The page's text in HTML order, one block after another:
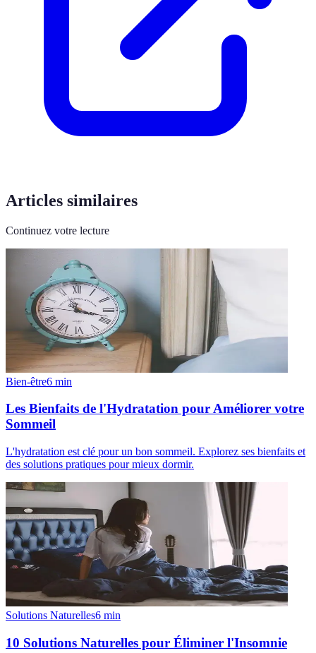
Articles similaires
Continuez votre lecture
Bien-être6 min
Les Bienfaits de l'Hydratation pour Améliorer votre
Sommeil
L'hydratation est clé pour un bon sommeil. Explorez ses bienfaits et
des solutions pratiques pour mieux dormir.
Solutions Naturelles6 min
10 Solutions Naturelles pour Éliminer l'Insomnie